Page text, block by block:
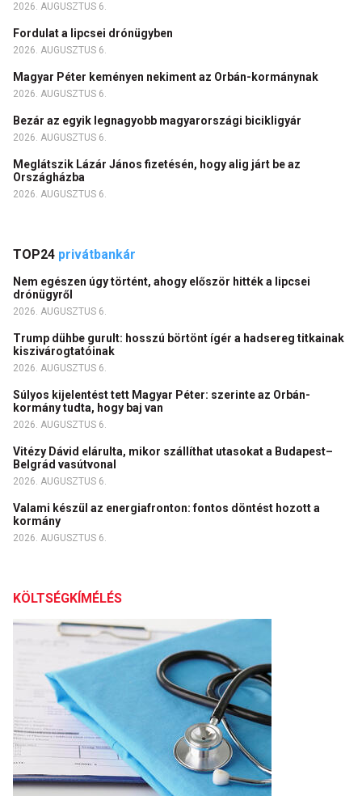
2026. AUGUSZTUS 6.
Fordulat a lipcsei drónügyben
2026. AUGUSZTUS 6.
Magyar Péter keményen nekiment az Orbán-kormánynak
2026. AUGUSZTUS 6.
Bezár az egyik legnagyobb magyarországi bicikligyár
2026. AUGUSZTUS 6.
Meglátszik Lázár János fizetésén, hogy alig járt be az
Országházba
2026. AUGUSZTUS 6.
TOP24 privátbankár
Nem egészen úgy történt, ahogy először hitték a lipcsei
drónügyről
2026. AUGUSZTUS 6.
Trump dühbe gurult: hosszú börtönt ígér a hadsereg titkainak
kiszivárogtatóinak
2026. AUGUSZTUS 6.
Súlyos kijelentést tett Magyar Péter: szerinte az Orbán-
kormány tudta, hogy baj van
2026. AUGUSZTUS 6.
Vitézy Dávid elárulta, mikor szállíthat utasokat a Budapest–
Belgrád vasútvonal
2026. AUGUSZTUS 6.
Valami készül az energiafronton: fontos döntést hozott a
kormány
2026. AUGUSZTUS 6.
KÖLTSÉGKÍMÉLÉS